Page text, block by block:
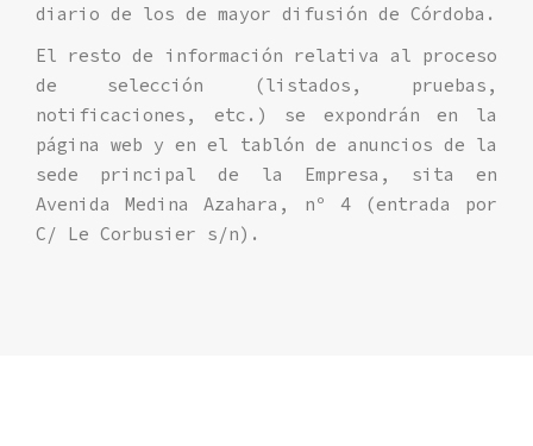
diario de los de mayor difusión de Córdoba.
El resto de información relativa al proceso
de selección (listados, pruebas,
notificaciones, etc.) se expondrán en la
página web y en el tablón de anuncios de la
sede principal de la Empresa, sita en
Avenida Medina Azahara, nº 4 (entrada por
C/ Le Corbusier s/n).